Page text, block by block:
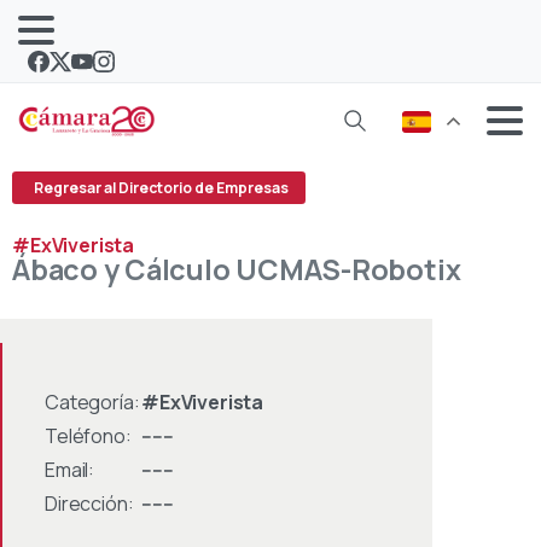
Regresar al Directorio de Empresas
#ExViverista
ÁbacoyCálculo UCMAS-Robotix
Categoría:#ExViverista
Teléfono: ------
Email:
------
Dirección: ------